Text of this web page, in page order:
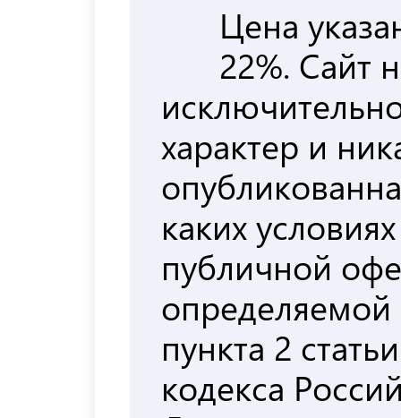
Цена
22%. Сайт
характер и
каких
публичной
пункта 2
кодекса